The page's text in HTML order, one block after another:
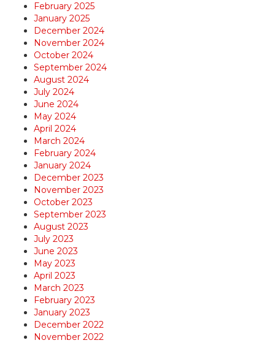
February 2025
January 2025
December 2024
November 2024
October 2024
September 2024
August 2024
July 2024
June 2024
May 2024
April 2024
March 2024
February 2024
January 2024
December 2023
November 2023
October 2023
September 2023
August 2023
July 2023
June 2023
May 2023
April 2023
March 2023
February 2023
January 2023
December 2022
November 2022